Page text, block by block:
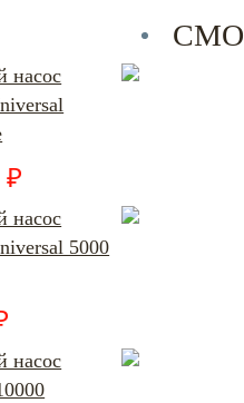
насос
₽
насос
5000
насос